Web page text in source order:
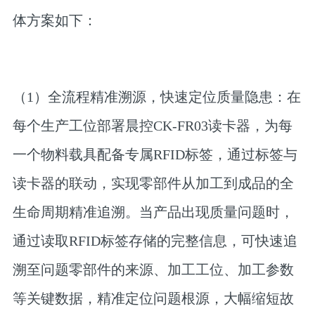
体方案如下：
（1）全流程精准溯源，快速定位质量隐患： 在
每个生产工位部署晨控CK-FR03读卡器，为每
一个物料载具配备专属RFID标签，通过标签与
读卡器的联动，实现零部件从加工到成品的全
生命周期精准追溯。当产品出现质量问题时，
通过读取RFID标签存储的完整信息，可快速追
溯至问题零部件的来源、加工工位、加工参数
等关键数据，精准定位问题根源，大幅缩短故